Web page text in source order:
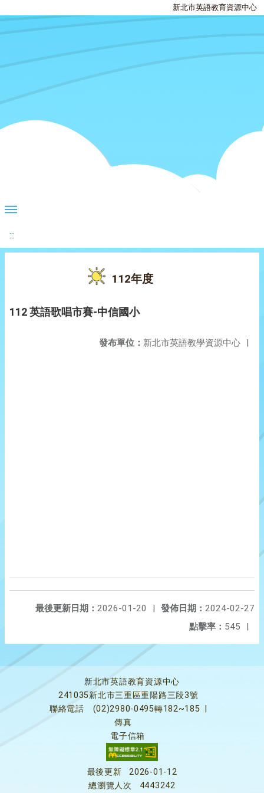
新北市英語教育資源中心
:::
112年度
112 英語歌唱市賽-中信國小
發布單位： 新北市英語教學資源中心 |
發佈日期： 2024-02-27
最後更新日期： 2026-01-20
|
點擊率： 545 |
新北市英語教育資源中心
241035新北市三重區重陽路三段3號
聯絡電話
(02)2980-0495轉182~185
傳真
電子信箱
最後更新
2026-01-12
總瀏覽人次
4443242